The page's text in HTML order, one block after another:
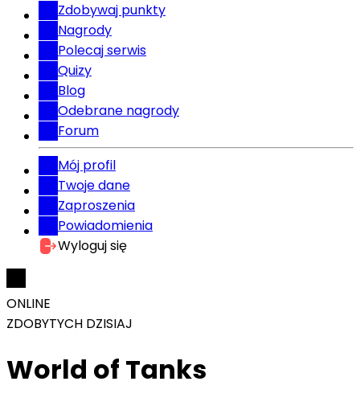
Zdobywaj punkty
Nagrody
Polecaj serwis
Quizy
Blog
Odebrane nagrody
Forum
Mój profil
Twoje dane
Zaproszenia
Powiadomienia
Wyloguj się
ONLINE
ZDOBYTYCH DZISIAJ
World of Tanks